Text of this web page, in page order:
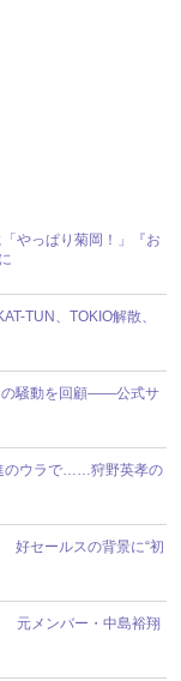
やっぱり菊岡！」『お
TUN、TOKIO解散、
の騒動を回顧――公式サ
のウラで……狩野英孝の
好セールスの背景に“初
元メンバー・中島裕翔